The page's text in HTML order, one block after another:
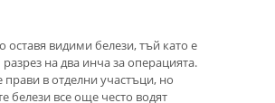
оставя видими белези, тъй като е
на два инча за операцията.
прави в отделни участъци, но
белези все още често водят